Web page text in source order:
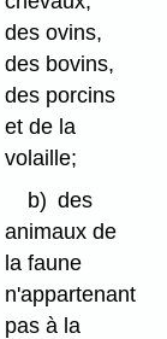
des ovins,
des bovins,
des porcins
et de la
volaille;
b) des
animaux de
la faune
n'appartenant
pas à la